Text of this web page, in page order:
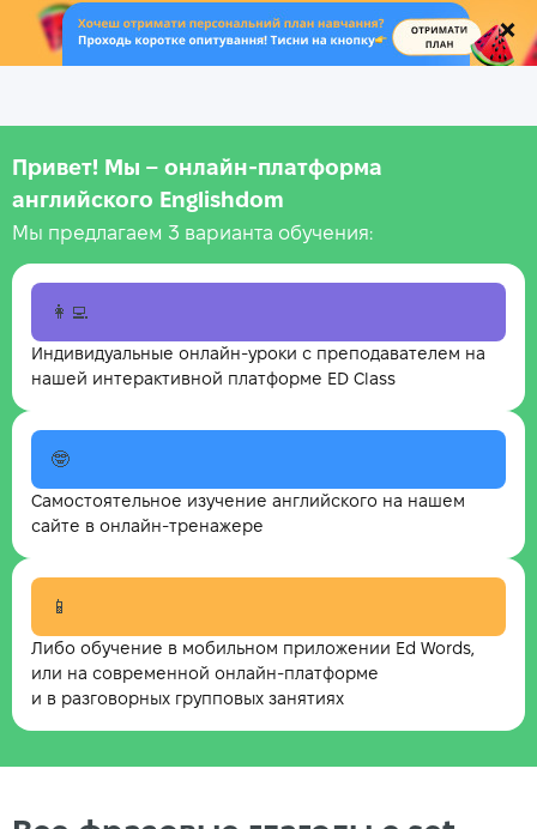
.
Привет! Мы – онлайн‑платформа
английского Englishdom
Мы предлагаем 3 варианта обучения:
👩‍💻
Индивидуальные онлайн-уроки с преподавателем на
нашей интерактивной платформе ED Class
🤓
Самостоятельное изучение английского на нашем
сайте в онлайн-тренажере
📱
Либо обучение в мобильном приложении Ed Words,
или на современной онлайн-платформе
и в разговорных групповых занятиях